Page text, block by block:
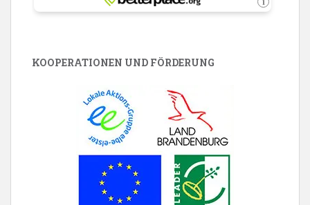
KOOPERATIONEN UND FÖRDERUNG